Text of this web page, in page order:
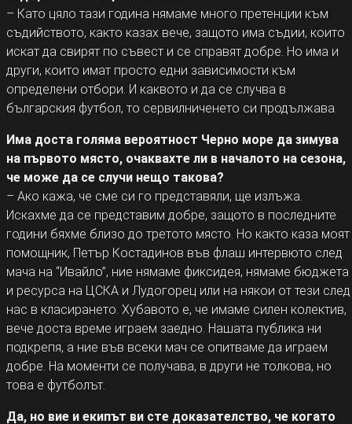
– Като цяло тази година нямаме много претенции към
съдийството, както казах вече, защото има съдии, които
искат да свирят по съвест и се справят добре. Но има и
други, които имат просто едни зависимости към
определени отбори. И каквото и да се случва в
българския футбол, то сервилниченето си продължава.
Има доста голяма вероятност Черно море да зимува
на първото място, очаквахте ли в началото на сезона,
че може да се случи нещо такова?
– Ако кажа, че сме си го представяли, ще излъжа.
Искахме да се представим добре, защото в последните
години бяхме близо до третото място. Но както каза моят
помощник, Петър Костадинов във флаш интервюто след
мача на “Ивайло”, ние нямаме фиксидея, нямаме бюджета
и ресурса на ЦСКА и Лудогорец или на някои от тези след
нас в класирането. Хубавото е, че имаме силен колектив,
вече доста време играем заедно. Нашата публика ни
подкрепя, а ние във всеки мач се опитваме да играем
добре. На моменти се получава, в други не толкова, но
това е футболът.
Да, но вие и екипът ви сте доказателство, че когато